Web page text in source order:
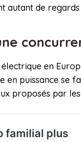
de
en
en puissance
proposés par